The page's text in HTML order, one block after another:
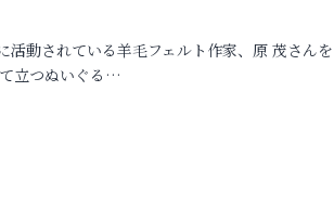
活動されている羊毛フェルト作家、原 茂さん
立つぬいぐる…